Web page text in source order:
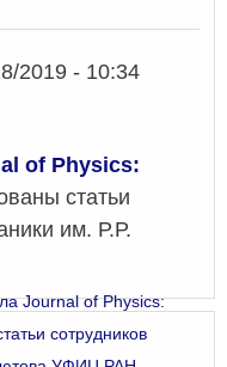
2019 - 10:34
of Physics:
статьи
им. Р.Р.
Journal of Physics:
сотрудников